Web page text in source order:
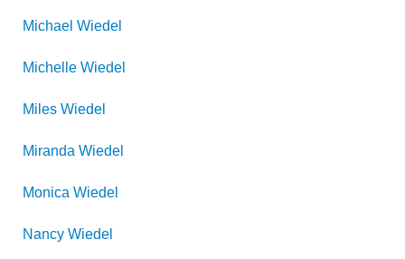
Michael Wiedel
Michelle Wiedel
Miles Wiedel
Miranda Wiedel
Monica Wiedel
Nancy Wiedel